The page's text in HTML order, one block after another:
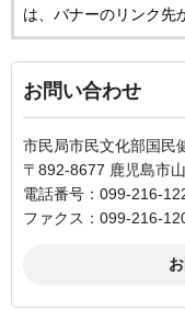
は、バナーのリンク先
お問い合わせ
市民局市民文化部国民
〒892-8677 鹿児島市
電話番号：099-216-
ファクス：099-216-